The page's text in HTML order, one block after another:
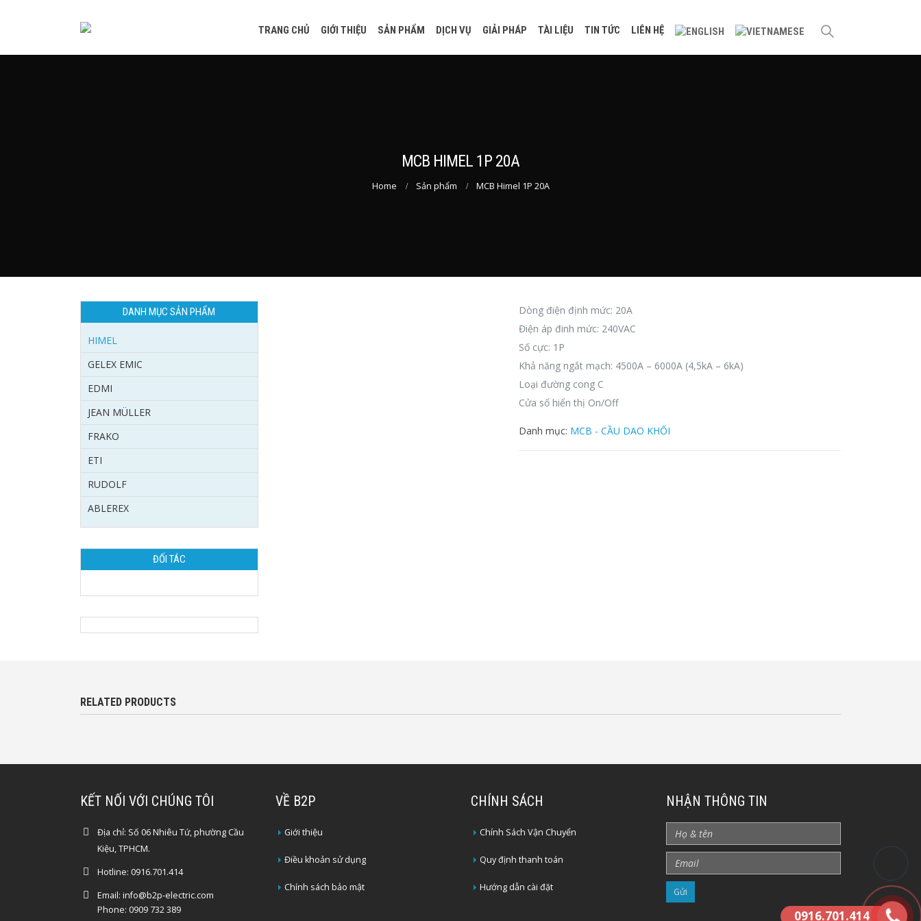
TRANG CHỦ GIỚI THIỆU SẢN PHẨM DỊCH VỤ GIẢI PHÁP TÀI LIỆU TIN TỨC LIÊN HỆ
MCB HIMEL 1P 20A
Home Sản phẩm MCB Himel 1P 20A
Dòng điện định mức: 20A
Điện áp đinh mức: 240VAC
Số cực: 1P
Khả năng ngắt mạch: 4500A – 6000A (4,5kA – 6kA)
Loại đường cong C
Cửa sổ hiển thị On/Off
Danh mục: MCB - CẦU DAO KHỐI
DANH MỤC SẢN PHẨM
HIMEL
GELEX EMIC
EDMI
JEAN MÜLLER
FRAKO
ETI
RUDOLF
ABLEREX
ĐỐI TÁC
RELATED PRODUCTS
KẾT NỐI VỚI CHÚNG TÔI
Địa chỉ: Số 06 Nhiêu Tứ, phường Cầu
Kiệu, TPHCM.
Hotline: 0916.701.414
Email: info@b2p-electric.com
Phone: 0909 732 389
VỀ B2P
Giới thiệu
Điều khoản sử dụng
Chính sách bảo mật
CHÍNH SÁCH
Chính Sách Vận Chuyển
Quy định thanh toán
Hướng dẫn cài đặt
NHẬN THÔNG TIN
0916.701.414